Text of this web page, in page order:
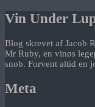
Vin Under
Blog skrevet af Jacob
Mr Ruby, en vinøs
snob. Forvent altid en
Meta